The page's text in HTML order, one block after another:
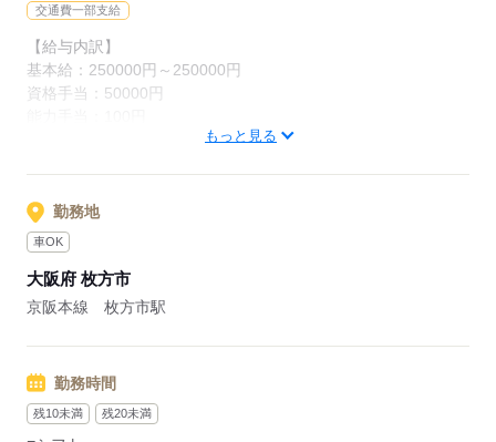
・自身や家族との時間も設けやすいです
・仕事とプライベートのメリハリをつけて働くことができます
交通費一部支給
【給与内訳】
基本給：250000円～250000円
資格手当：50000円
日祝手当（2回分）：8200円もっと見る
勤務地
車OK
大阪府 枚方市
京阪本線 枚方市駅
勤務時間
残10未満 残20未満